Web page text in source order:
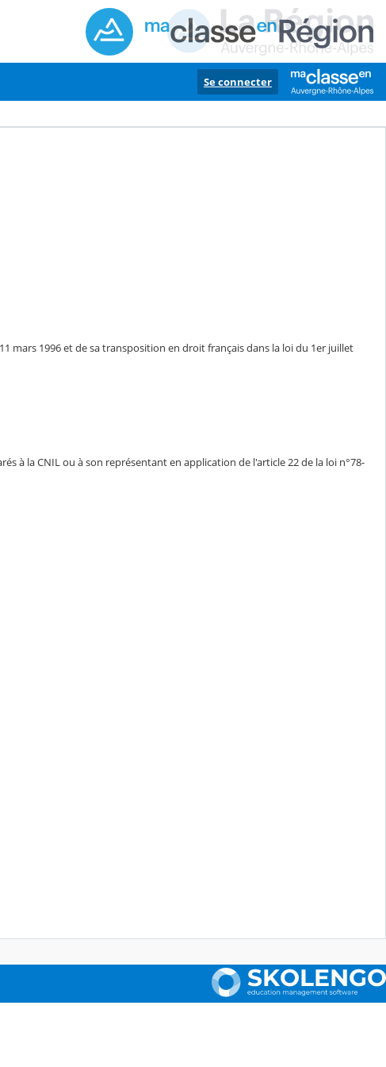
Se connecter
mars 1996 et de sa transposition en droit français dans la loi du 1er juillet
à la CNIL ou à son représentant en application de l'article 22 de la loi n°78-